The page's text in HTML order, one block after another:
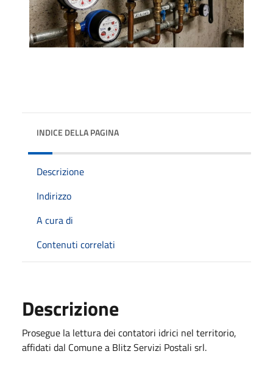
INDICE DELLA PAGINA
Descrizione
Indirizzo
A cura di
Contenuti correlati
Descrizione
Prosegue la lettura dei contatori idrici nel territorio,
affidati dal Comune a Blitz Servizi Postali srl.